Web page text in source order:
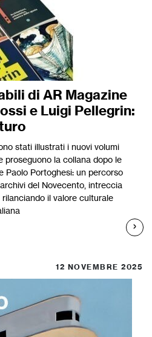
di AR Magazine
e Luigi Pellegrin:
stati illustrati i nuovi volumi
la collana dopo le
Paolo Portoghesi: un percorso
del Novecento, intreccia
il valore culturale
12 NOVEMBRE 2025